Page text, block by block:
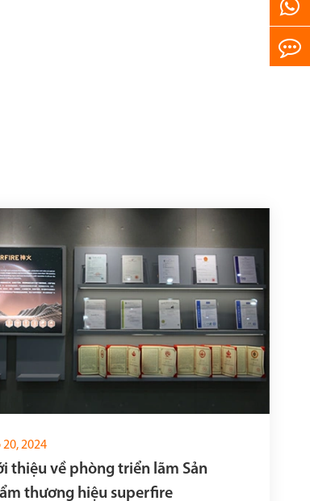
20, 2024
thiệu về phòng triển lãm Sản
thương hiệu superfire